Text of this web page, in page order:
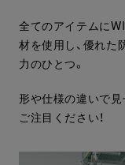
全てのアイテムに
材を使用し、優れ
力のひとつ。
形や仕様の違いで
ご注目ください！